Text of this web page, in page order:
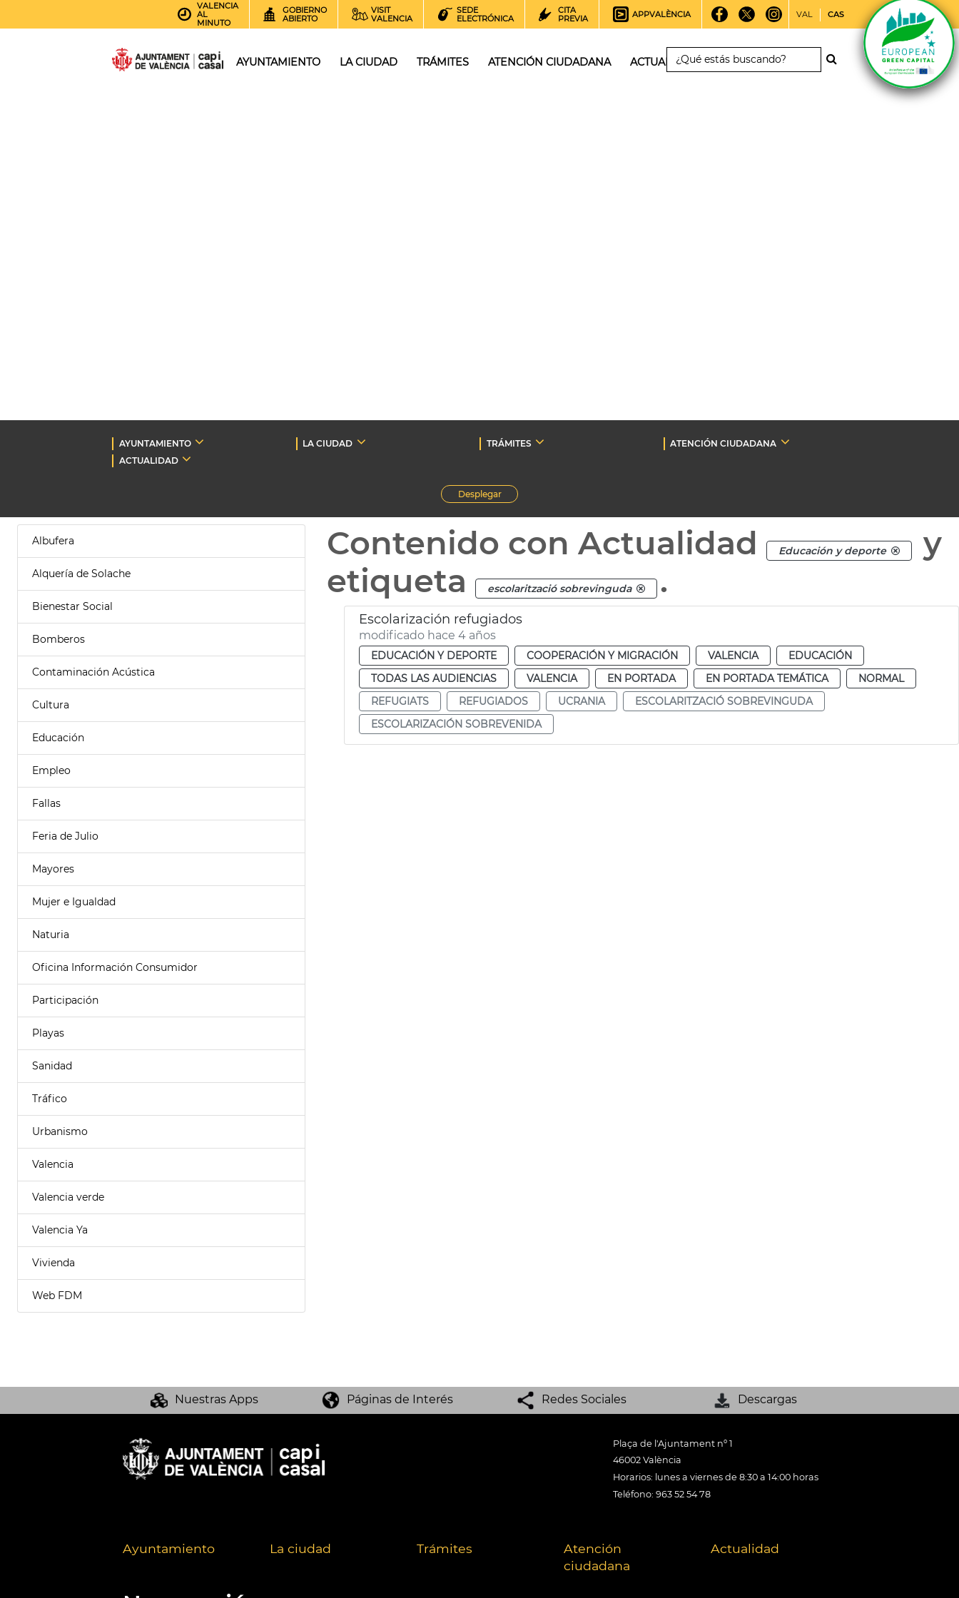
VALENCIA
AL
MINUTO
GOBIERNO
ABIERTO
VISIT
VALENCIA
SEDE
ELECTRÓNICA
CITA
PREVIA
APPVALÈNCIA VAL CAS
AYUNTAMIENTO LA CIUDAD TRÁMITES ATENCIÓN CIUDADANA ACTUALIDAD
AYUNTAMIENTO LA CIUDAD TRÁMITES
ATENCIÓN CIUDADANA
ACTUALIDAD
Desplegar
Albufera
Alquería de Solache
Bienestar Social
Bomberos
Contaminación Acústica
Cultura
Educación
Empleo
Fallas
Feria de Julio
Mayores
Mujer e Igualdad
Naturia
Oficina Información Consumidor
Participación
Playas
Sanidad
Tráfico
Urbanismo
Valencia
Valencia verde
Valencia Ya
Vivienda
Web FDM
Contenido con Actualidad Educación y deporte
y
etiqueta
escolarització sobrevinguda .
Escolarización refugiados
modificado hace 4 años
EDUCACIÓN Y DEPORTE COOPERACIÓN Y MIGRACIÓN VALENCIA
EDUCACIÓN
TODAS LAS AUDIENCIAS
VALENCIA EN PORTADA EN PORTADA TEMÁTICA
NORMAL
REFUGIATS
REFUGIADOS UCRANIA
ESCOLARITZACIÓ SOBREVINGUDA
ESCOLARIZACIÓN SOBREVENIDA
Nuestras Apps Páginas de Interés Redes Sociales Descargas
Plaça de l'Ajuntament nº 1
46002 València
Horarios: lunes a viernes de 8:30 a 14:00 horas
Teléfono: 963 52 54 78
Ayuntamiento La ciudad Trámites
Atención
ciudadana
Actualidad